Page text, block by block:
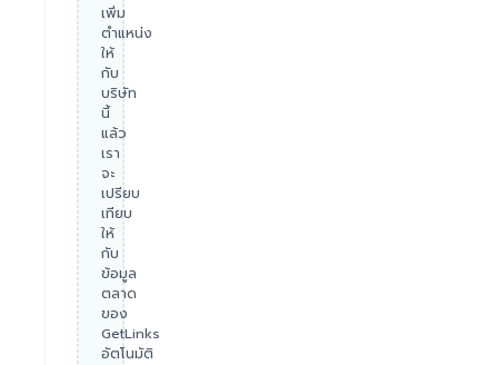
เพิ่ม
ตำแหน่ง
ให้
กับ
บริษัท
นี้
แล้ว
เรา
จะ
เปรียบ
เทียบ
ให้
กับ
ข้อมูล
ตลาด
ของ
GetLinks
อัตโนมัติ